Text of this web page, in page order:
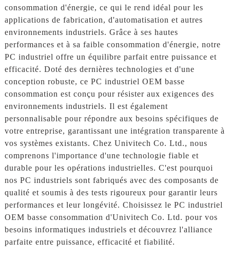
consommation d'énergie, ce qui le rend idéal pour les
applications de fabrication, d'automatisation et autres
environnements industriels. Grâce à ses hautes
performances et à sa faible consommation d'énergie, notre
PC industriel offre un équilibre parfait entre puissance et
efficacité. Doté des dernières technologies et d'une
conception robuste, ce PC industriel OEM basse
consommation est conçu pour résister aux exigences des
environnements industriels. Il est également
personnalisable pour répondre aux besoins spécifiques de
votre entreprise, garantissant une intégration transparente à
vos systèmes existants. Chez Univitech Co. Ltd., nous
comprenons l'importance d'une technologie fiable et
durable pour les opérations industrielles. C'est pourquoi
nos PC industriels sont fabriqués avec des composants de
qualité et soumis à des tests rigoureux pour garantir leurs
performances et leur longévité. Choisissez le PC industriel
OEM basse consommation d'Univitech Co. Ltd. pour vos
besoins informatiques industriels et découvrez l'alliance
parfaite entre puissance, efficacité et fiabilité.